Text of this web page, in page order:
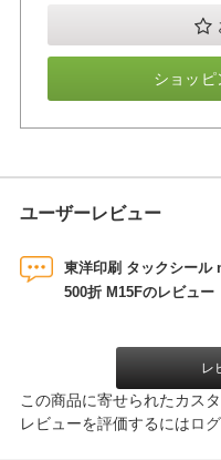
ショッピ
ユーザーレビュー
東洋印刷 タックシール
500折 M15Fのレビュー
レ
この商品に寄せられたカス
レビューを評価するにはロ